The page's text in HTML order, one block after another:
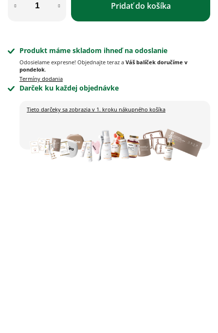
Pridať do košíka
Produkt máme skladom ihneď na odoslanie
Odosielame expresne! Objednajte teraz a Váš balíček doručíme v
pondelok.
Termíny dodania
Darček ku každej objednávke
Tieto darčeky sa zobrazia v 1. kroku nákupného košíka